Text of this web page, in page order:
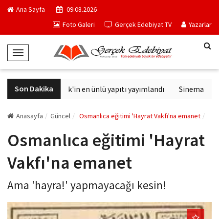
Ana Sayfa
09.08.2026
Foto Galeri
Gerçek Edebiyat TV Yazarlar
T
o
g
g
e
a
i
a
t
i
Son Dakika
Philip K. Dick'in en ünlü yapıtı yayımlandı
Anasayfa Güncel Osmanlıca eğitimi 'Hayrat Vakfı'na emanet
Osmanlıca eğitimi 'Hayrat
Vakfı'na emanet
Ama 'hayra!' yapmayacağı kesin!